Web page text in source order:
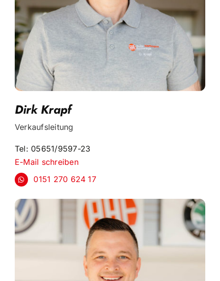
Dirk Krapf
Verkaufsleitung
Tel: 05651/9597-23
E-Mail schreiben
0151 270 624 17